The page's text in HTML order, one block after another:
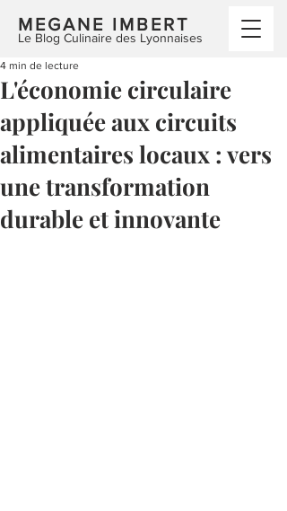
MEGANE IMBERT
Le Blog Culinaire des Lyonnaises
L'économie circulaire
appliquée aux circuits
alimentaires locaux : vers
une transformation
durable et innovante
4 min de lecture